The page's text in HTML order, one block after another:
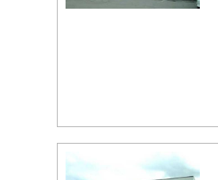
マイメディア検索